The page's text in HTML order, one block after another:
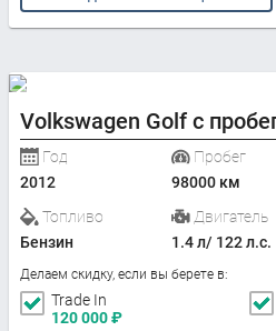
Volkswagen Golf с
Год
2012
Пробег
98000 км
Топливо
Бензин
Двигатель
1.4 л/ 122 л.с.
Делаем скидку, если вы берете в:
Trade In
120 000₽